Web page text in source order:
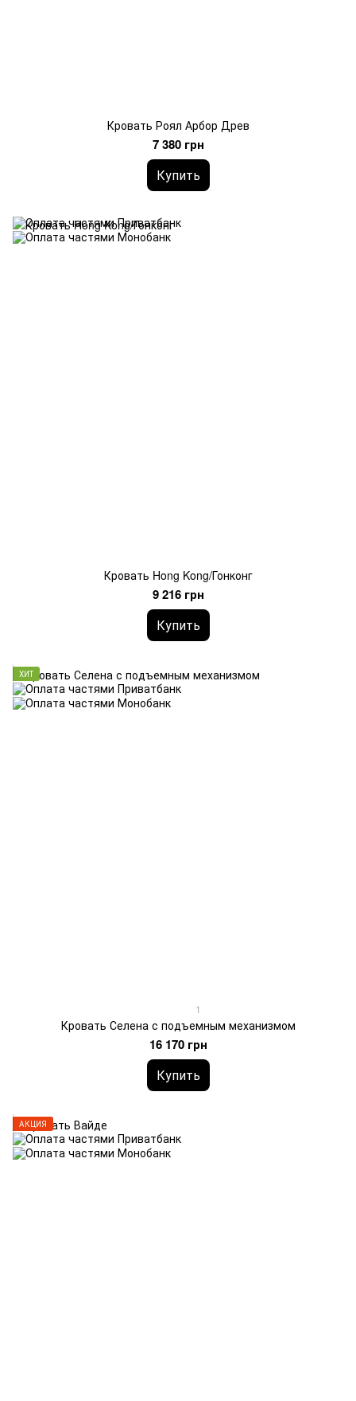
Кровать Роял Арбор Древ
7 380 грн
Купить
Кровать Hong Kong/Гонконг
9 216 грн
Купить
ХИТ
1
Кровать Селена с подъемным механизмом
16 170 грн
Купить
АКЦИЯ